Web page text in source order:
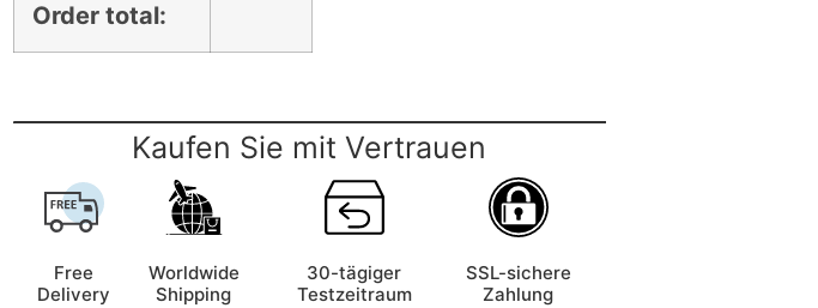
Order total:
Kaufen Sie mit Vertrauen
Free
Delivery
Worldwide
Shipping
30-tägiger
Testzeitraum
SSL-sichere
Zahlung